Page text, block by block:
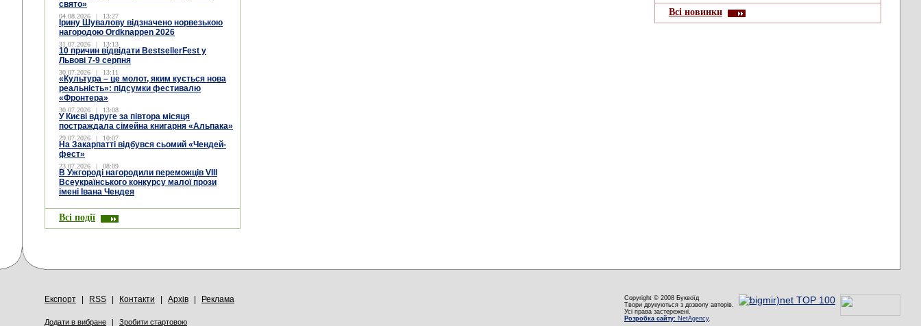
свято»
04.08.2026 | 13:27
Ірину Шувалову відзначено норвезькою
нагородою Ordknappen 2026
31.07.2026 | 13:13
10 причин відвідати BestsellerFest у
Львові 7-9 серпня
30.07.2026 | 13:11
«Культура – це молот, яким кується нова
реальність»: підсумки фестивалю
«Фронтера»
30.07.2026 | 13:08
У Києві вдруге за півтора місяця
постраждала сімейна книгарня «Альпака»
29.07.2026 | 10:07
На Закарпатті відбувся сьомий «Чендей-
фест»
23.07.2026 | 08:09
В Ужгороді нагородили переможців VIII
Всеукраїнського конкурсу малої прози
імені Івана Чендея
Всі події
Всі новинки
Copyright © 2008 Буквоїд
Твори друкуються з дозволу авторів.
Усі права застережені.
Розробка сайту: NetAgency.
Експорт RSS Контакти Архів Реклама
Додати в вибране | Зробити стартовою